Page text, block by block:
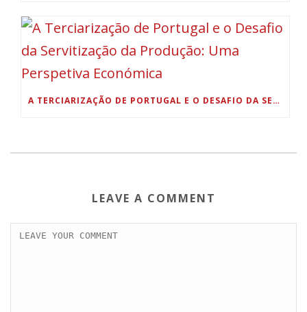
A TERCIARIZAÇÃO DE PORTUGAL E O DESAFIO DA SERVITIZAÇÃO DA PRODUÇÃO: UMA PERSPETIVA ECONÓMICA
LEAVE A COMMENT